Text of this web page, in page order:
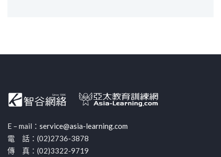
E – mail： service@asia-learning.com
電 話：(02)2736-3878
傳 真：(02)3322-9719